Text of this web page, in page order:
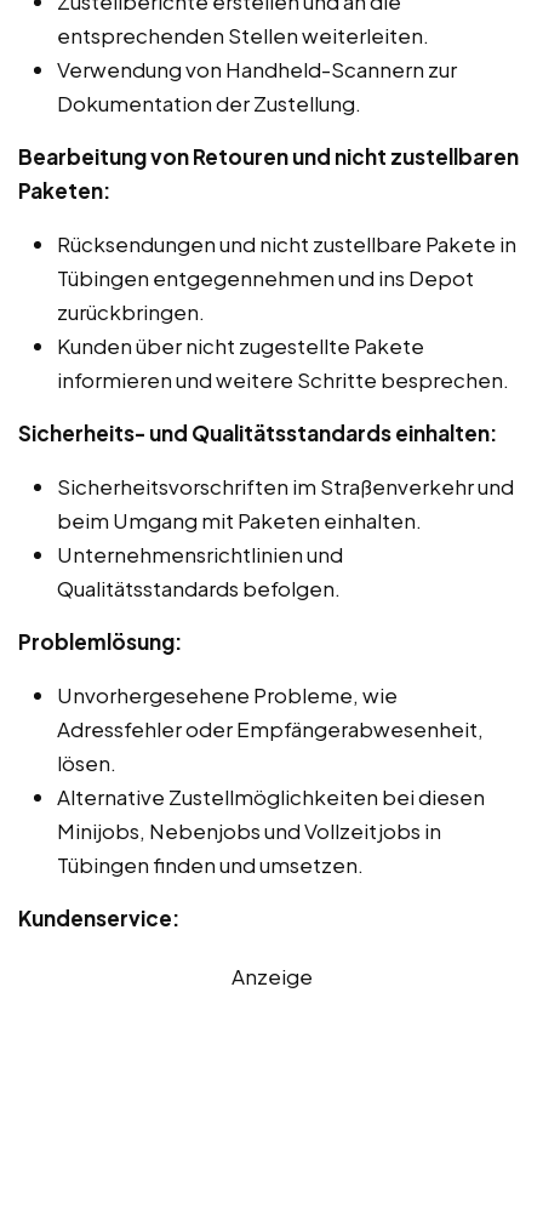
entsprechenden Stellen weiterleiten.
Verwendung von Handheld-Scannern zur
Dokumentation der Zustellung.
Bearbeitung von Retouren und nicht zustellbaren
Paketen:
Rücksendungen und nicht zustellbare Pakete in
Tübingen entgegennehmen und ins Depot
zurückbringen.
Kunden über nicht zugestellte Pakete
informieren und weitere Schritte besprechen.
Sicherheits- und Qualitätsstandards einhalten:
Sicherheitsvorschriften im Straßenverkehr und
beim Umgang mit Paketen einhalten.
Unternehmensrichtlinien und
Qualitätsstandards befolgen.
Problemlösung:
Unvorhergesehene Probleme, wie
Adressfehler oder Empfängerabwesenheit,
lösen.
Alternative Zustellmöglichkeiten bei diesen
Minijobs, Nebenjobs und Vollzeitjobs in
Tübingen finden und umsetzen.
Kundenservice:
Anzeige